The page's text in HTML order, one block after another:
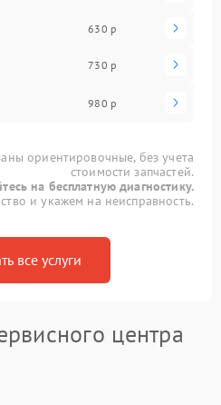
630 р
730 р
980 р
ориентировочные, без учета
стоимости запчастей.
на бесплатную диагностику.
и укажем на неисправность.
все услуги
центра